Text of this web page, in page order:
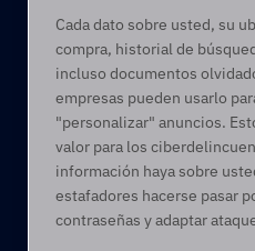
Cada dato sobre usted, su
compra, historial de
incluso documentos
empresas pueden usarlo
"personalizar" anuncios.
valor para los
información haya sobre
estafadores hacerse pasar
contraseñas y adaptar